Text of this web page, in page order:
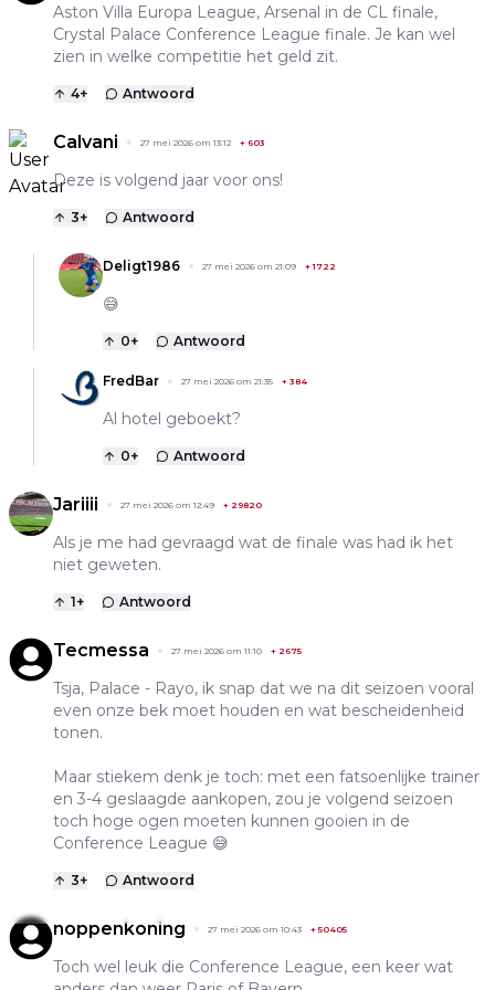
Aston Villa Europa League, Arsenal in de CL finale,
Crystal Palace Conference League finale. Je kan wel
zien in welke competitie het geld zit.
4+ Antwoord
Calvani 27 mei 2026 om 13:12 + 603
Deze is volgend jaar voor ons!
3+ Antwoord
Deligt1986 27 mei 2026 om 21:09 +1722
😅
0+ Antwoord
FredBar 27 mei 2026 om 21:35 + 384
Al hotel geboekt?
0+ Antwoord
Jariiii 27 mei 2026 om 12:49 + 29820
Als je me had gevraagd wat de finale was had ik het
niet geweten.
1+ Antwoord
Tecmessa 27 mei 2026 om 11:10 + 2675
Tsja, Palace - Rayo, ik snap dat we na dit seizoen vooral
even onze bek moet houden en wat bescheidenheid
tonen.
Maar stiekem denk je toch: met een fatsoenlijke trainer
en 3-4 geslaagde aankopen, zou je volgend seizoen
toch hoge ogen moeten kunnen gooien in de
Conference League 😅
3+ Antwoord
noppenkoning 27 mei 2026 om 10:43 + 50405
Toch wel leuk die Conference League, een keer wat